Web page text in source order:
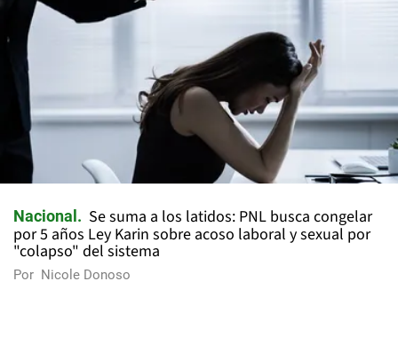
Nacional
Se suma a los latidos: PNL busca congelar
por 5 años Ley Karin sobre acoso laboral y sexual por
"colapso" del sistema
Por Nicole Donoso